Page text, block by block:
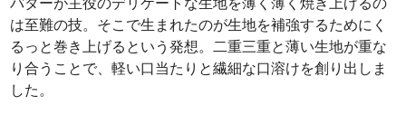
は至難の技。そこで生まれたのが生地を補強するためにく
るっと巻き上げるという発想。二重三重と薄い生地が重な
り合うことで、軽い口当たりと繊細な口溶けを創り出しま
した。